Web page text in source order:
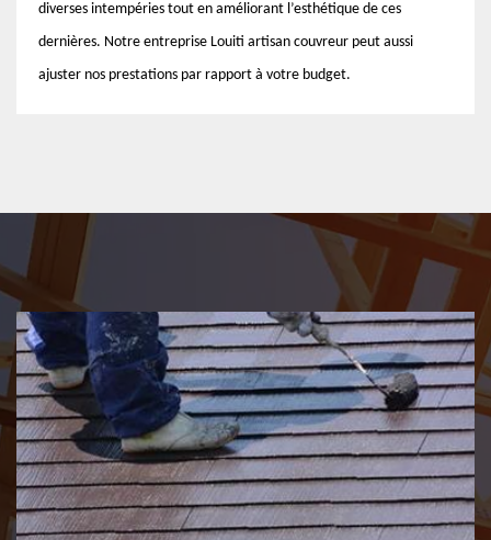
diverses intempéries tout en améliorant l’esthétique de ces
dernières. Notre entreprise Louiti artisan couvreur peut aussi
ajuster nos prestations par rapport à votre budget.